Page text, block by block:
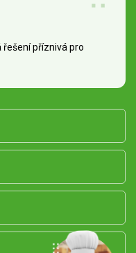
příznivá pro